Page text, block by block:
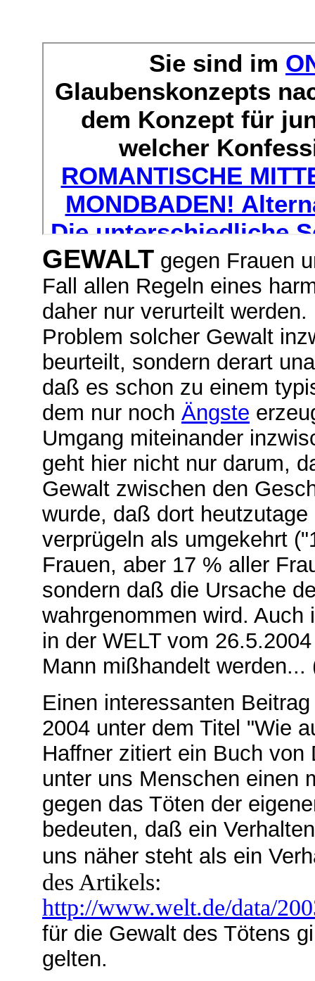
GEWALT gegen Frauen
Fall allen Regeln eines
daher nur verurteilt
Problem solcher Gewalt
beurteilt, sondern derart
daß es schon zu einem
dem nur noch Ängste
Umgang miteinander
geht hier nicht nur darum,
Gewalt zwischen den
wurde, daß dort
verprügeln als umgekehrt
Frauen, aber 17 % aller
sondern daß die Ursache
wahrgenommen wird.
in der WELT vom
Mann mißhandelt
Einen interessanten
2004 unter dem Titel "Wie
Haffner zitiert ein Buch
unter uns Menschen einen
gegen das Töten der
bedeuten, daß ein
uns näher steht als ein
des Artikels:
http://www.welt.de/data/
für die Gewalt des Tötens
gelten.